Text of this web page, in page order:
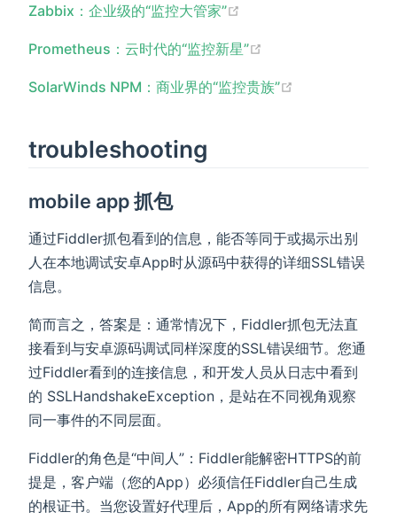
Zabbix：企业级的“监控大管家”
Prometheus：云时代的“监控新星”
SolarWinds NPM：商业界的“监控贵族”
troubleshooting
mobile app 抓包
通过Fiddler抓包看到的信息，能否等同于或揭示出别
人在本地调试安卓App时从源码中获得的详细SSL错误
信息。
简而言之，答案是：通常情况下，Fiddler抓包无法直
接看到与安卓源码调试同样深度的SSL错误细节。您通
过Fiddler看到的连接信息，和开发人员从日志中看到
的 SSLHandshakeException，是站在不同视角观察
同一事件的不同层面。
Fiddler的角色是“中间人”：Fiddler能解密HTTPS的前
提是，客户端（您的App）必须信任Fiddler自己生成
的根证书。当您设置好代理后，App的所有网络请求先